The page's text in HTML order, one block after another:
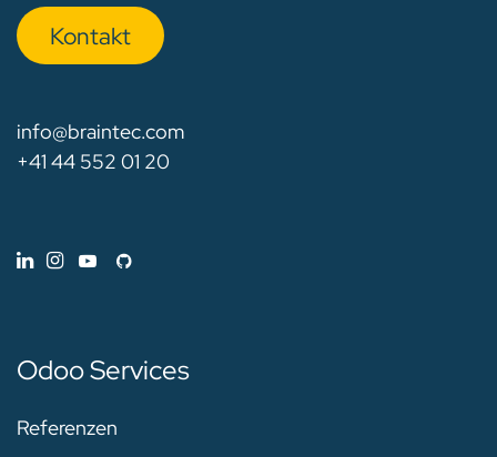
Kon​​​​​​ta​​kt
info@braintec.com
+41 44 552 01 20
Odoo Services
Referenzen